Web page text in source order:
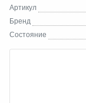
Артикул
Бренд
Состояние